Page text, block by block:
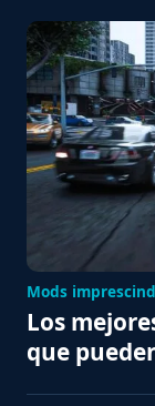
Mods
Los
que